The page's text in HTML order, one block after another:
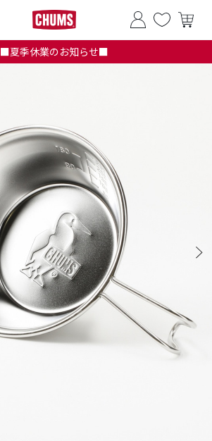
■夏季休業のお知らせ■